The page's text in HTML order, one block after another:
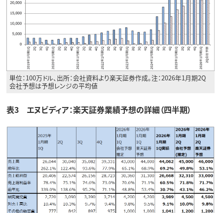
単位：100万ドル、出所：会社資料より楽天証券作成。注：2026年1月期2Q
会社予想は予想レンジの平均値
表3 エヌビディア：楽天証券業績予想の詳細（四半期）